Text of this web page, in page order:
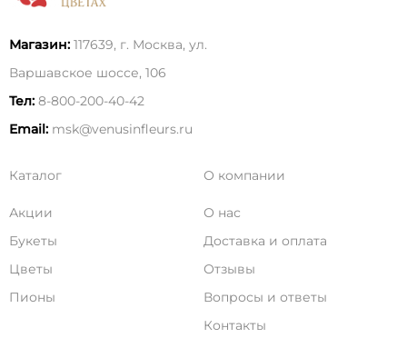
Магазин: 117639, г. Москва, ул.
Варшавское шоссе, 106
Тел: 8-800-200-40-42
Email: msk@venusinfleurs.ru
Каталог
Акции
Букеты
Цветы
Пионы
О компании
О нас
Доставка и оплата
Отзывы
Вопросы и ответы
Контакты